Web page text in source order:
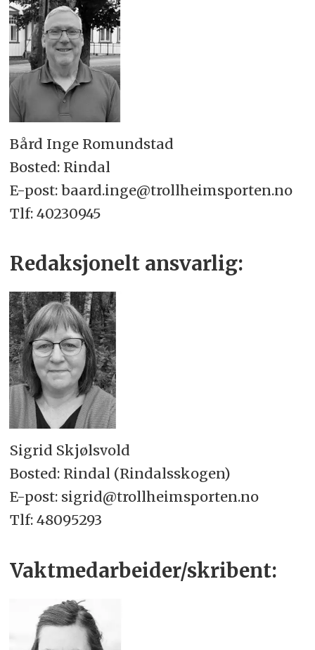
Bård Inge Romundstad
Bosted: Rindal
E-post: baard.inge@trollheimsporten.no
Tlf: 40230945
Redaksjonelt ansvarlig:
Sigrid Skjølsvold
Bosted: Rindal (Rindalsskogen)
E-post: sigrid@trollheimsporten.no
Tlf: 48095293
Vaktmedarbeider/skribent: